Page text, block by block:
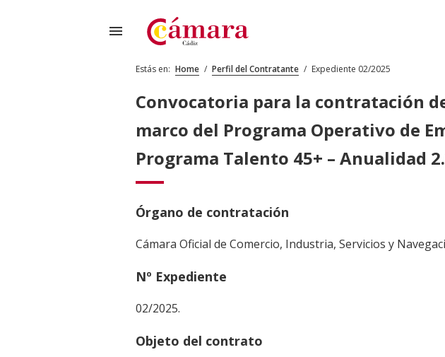
menu
Estás en: Home / Perfil del Contratante / Expediente 02/2025
Convocatoria para la contratación
marco del Programa Operativo de
Programa Talento 45+ – Anualidad
Órgano de contratación
Cámara Oficial de Comercio, Industria, Servicios y
Nº Expediente
02/2025.
Objeto del contrato